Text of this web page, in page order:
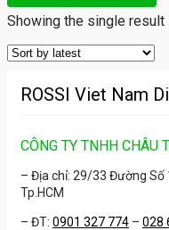
Showing the single result
ROSSI Viet Nam
CÔNG TY TNHH CHÂU
– Địa chỉ: 29/33 Đường Số
Tp.HCM
– ĐT: 0901 327 774 – 028